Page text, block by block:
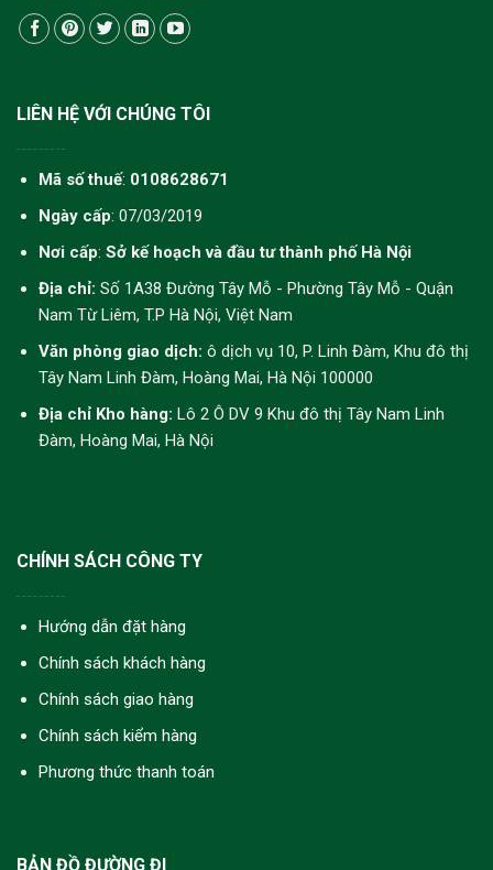
LIÊN HỆ VỚI CHÚNG TÔI
Mã số thuế: 0108628671
Ngày cấp: 07/03/2019
Nơi cấp: Sở kế hoạch và đầu tư thành phố Hà Nội
Địa chỉ: Số 1A38 Đường Tây Mỗ - Phường Tây Mỗ - Quận
Nam Từ Liêm, T.P Hà Nội, Việt Nam
Văn phòng giao dịch: ô dịch vụ 10, P. Linh Đàm, Khu đô thị
Tây Nam Linh Đàm, Hoàng Mai, Hà Nội 100000
Địa chỉ Kho hàng: Lô 2 Ô DV 9 Khu đô thị Tây Nam Linh
Đàm, Hoàng Mai, Hà Nội
CHÍNH SÁCH CÔNG TY
Hướng dẫn đặt hàng
Chính sách khách hàng
Chính sách giao hàng
Chính sách kiểm hàng
Phương thức thanh toán
BẢN ĐỒ ĐƯỜNG ĐI